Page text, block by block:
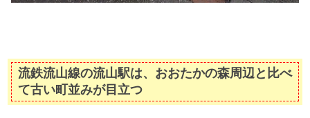
流鉄流山線の流山駅は、おおたかの森周辺と比べ
て古い町並みが目立つ